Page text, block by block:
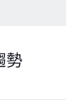
勢